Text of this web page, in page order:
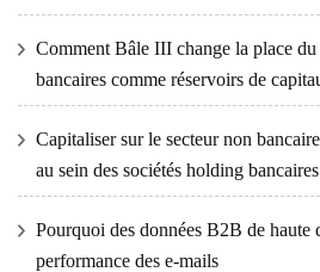
Comment Bâle III change la place
bancaires comme réservoirs de
Capitaliser sur le secteur non
au sein des sociétés holding bancaires
Pourquoi des données B2B de haute
performance des e-mails